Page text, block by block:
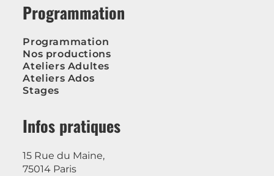
Programmation
Programmation
Nos productions
Ateliers Adultes
Ateliers Ados
Stages
Infos pratiques
15 Rue du Maine,
75014 Paris